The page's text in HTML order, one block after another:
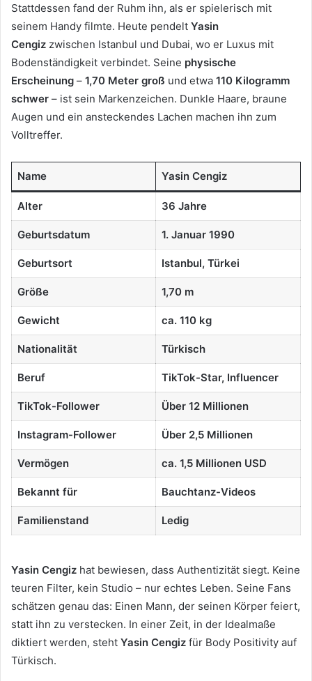
Stattdessen fand der Ruhm ihn, als er spielerisch mit
seinem Handy filmte. Heute pendelt Yasin
Cengiz zwischen Istanbul und Dubai, wo er Luxus mit
Bodenständigkeit verbindet. Seine physische
Erscheinung – 1,70 Meter groß und etwa 110 Kilogramm
schwer – ist sein Markenzeichen. Dunkle Haare, braune
Augen und ein ansteckendes Lachen machen ihn zum
Volltreffer.
Name Yasin Cengiz
Alter 36 Jahre
Geburtsdatum 1. Januar 1990
Geburtsort Istanbul, Türkei
Größe 1,70 m
Gewicht ca. 110 kg
Nationalität Türkisch
Beruf TikTok-Star, Influencer
TikTok-Follower Über 12 Millionen
Instagram-Follower Über 2,5 Millionen
Vermögen ca. 1,5 Millionen USD
Bekannt für Bauchtanz-Videos
Familienstand Ledig
Yasin Cengiz hat bewiesen, dass Authentizität siegt. Keine
teuren Filter, kein Studio – nur echtes Leben. Seine Fans
schätzen genau das: Einen Mann, der seinen Körper feiert,
statt ihn zu verstecken. In einer Zeit, in der Idealmaße
diktiert werden, steht Yasin Cengiz für Body Positivity auf
Türkisch.